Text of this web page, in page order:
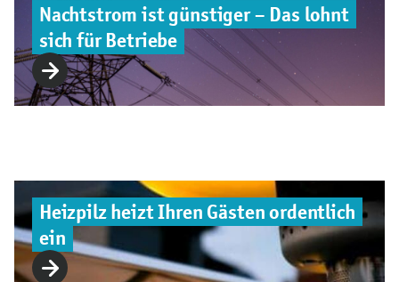
Nachtstrom ist günstiger – Das lohnt
sich für Betriebe
Heizpilz heizt Ihren Gästen ordentlich
ein